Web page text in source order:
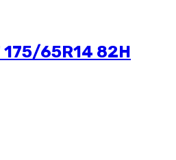
65R14 82H